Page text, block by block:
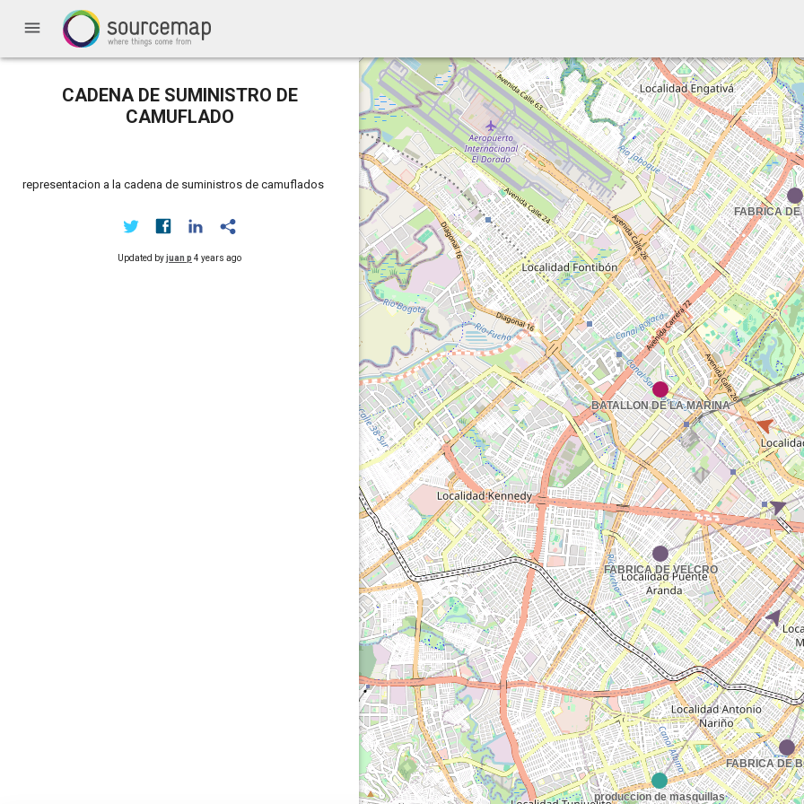
menu
CADENA DE SUMINISTRO DE
CAMUFLADO
representacion a la cadena de suministros de camuflados
Updated byjuan p 4 years ago